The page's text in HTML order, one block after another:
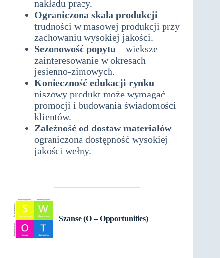
nakładu pracy.
Ograniczona skala produkcji –
trudności w masowej produkcji przy
zachowaniu wysokiej jakości.
Sezonowość popytu – większe
zainteresowanie w okresach
jesienno-zimowych.
Konieczność edukacji rynku –
niszowy produkt może wymagać
promocji i budowania świadomości
klientów.
Zależność od dostaw materiałów–
ograniczona dostępność wysokiej
jakości wełny.
Szanse (O – Opportunities)